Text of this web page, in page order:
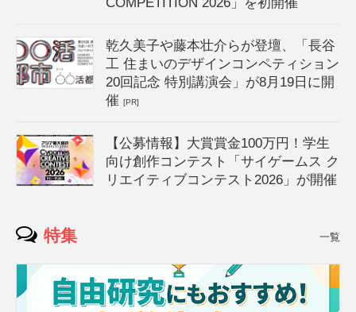
乾久美子や藤本壮介らが登壇、「長谷
工 住まいのデザインコンペティション
20回記念 特別講演会」が8月19日に開
催[PR]
【公募情報】大賞賞金100万円！学生
向け創作コンテスト「サイゲームス ク
リエイティブコンテスト2026」が開催
特集 一覧